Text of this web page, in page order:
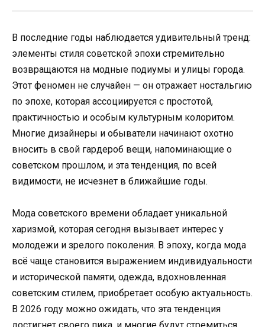
В последние годы наблюдается удивительный тренд:
элементы стиля советской эпохи стремительно
возвращаются на модные подиумы и улицы города.
Этот феномен не случайен — он отражает ностальгию
по эпохе, которая ассоциируется с простотой,
практичностью и особым культурным колоритом.
Многие дизайнеры и обыватели начинают охотно
вносить в свой гардероб вещи, напоминающие о
советском прошлом, и эта тенденция, по всей
видимости, не исчезнет в ближайшие годы.
Мода советского времени обладает уникальной
харизмой, которая сегодня вызывает интерес у
молодежи и зрелого поколения. В эпоху, когда мода
всё чаще становится выражением индивидуальности
и исторической памяти, одежда, вдохновленная
советским стилем, приобретает особую актуальность.
В 2026 году можно ожидать, что эта тенденция